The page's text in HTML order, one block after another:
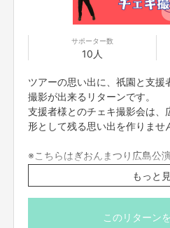
サポーター数
10人
ツアーの思い出に、祇󠄀園と支
撮影が出来るリターンです。
支援者様とのチェキ撮影会は、
形として残る思い出を作りませ
※こちらはぎおんまつり広島公
リターンです。撮影会のみの
意ください。
※こちらのリターン11/12(水
す。当日の詳細は、11/15(土
もっと
このリターン